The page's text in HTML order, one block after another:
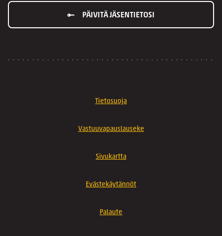
PÄIVITÄ JÄSENTIETOSI
Tietosuoja
Vastuuvapauslauseke
Sivukartta
Evästekäytännöt
Palaute